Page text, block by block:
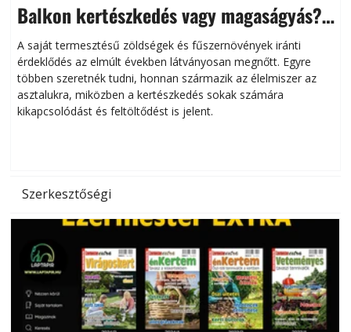
Balkon kertészkedés vagy magaságyás?
Helytakarékos kertészkedés
A saját termesztésű zöldségek és fűszernövények iránti
érdeklődés az elmúlt években látványosan megnőtt. Egyre
többen szeretnék tudni, honnan származik az élelmiszer az
asztalukra, miközben a kertészkedés sokak számára
kikapcsolódást és feltöltődést is jelent.
Szerkesztőségi